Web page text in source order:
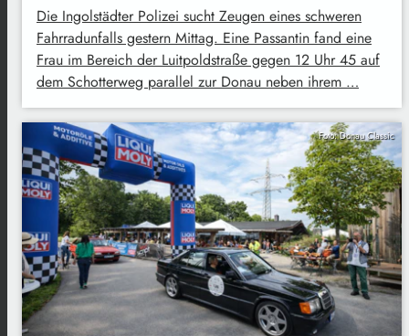
Die Ingolstädter Polizei sucht Zeugen eines schweren
Fahrradunfalls gestern Mittag. Eine Passantin fand eine
Frau im Bereich der Luitpoldstraße gegen 12 Uhr 45 auf
dem Schotterweg parallel zur Donau neben ihrem …
Foto: Donau Classic